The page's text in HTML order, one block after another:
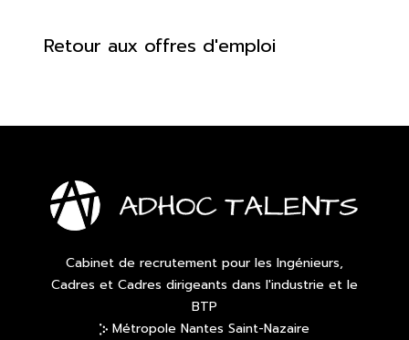
Retour aux offres d'emploi
Cabinet de recrutement pour les Ingénieurs,
Cadres et Cadres dirigeants dans l'industrie et le
BTP
Métropole Nantes Saint-Nazaire